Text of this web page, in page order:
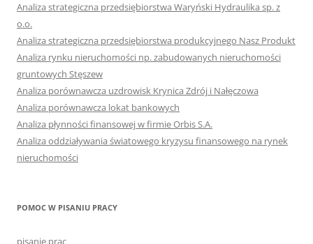
Analiza strategiczna przedsiębiorstwa Waryński Hydraulika sp. z
o.o.
Analiza strategiczna przedsiębiorstwa produkcyjnego Nasz Produkt
Analiza rynku nieruchomości np. zabudowanych nieruchomości
gruntowych Stęszew
Analiza porównawcza uzdrowisk Krynica Zdrój i Nałęczowa
Analiza porównawcza lokat bankowych
Analiza płynności finansowej w firmie Orbis S.A.
Analiza oddziaływania światowego kryzysu finansowego na rynek
nieruchomości
POMOC W PISANIU PRACY
pisanie prac